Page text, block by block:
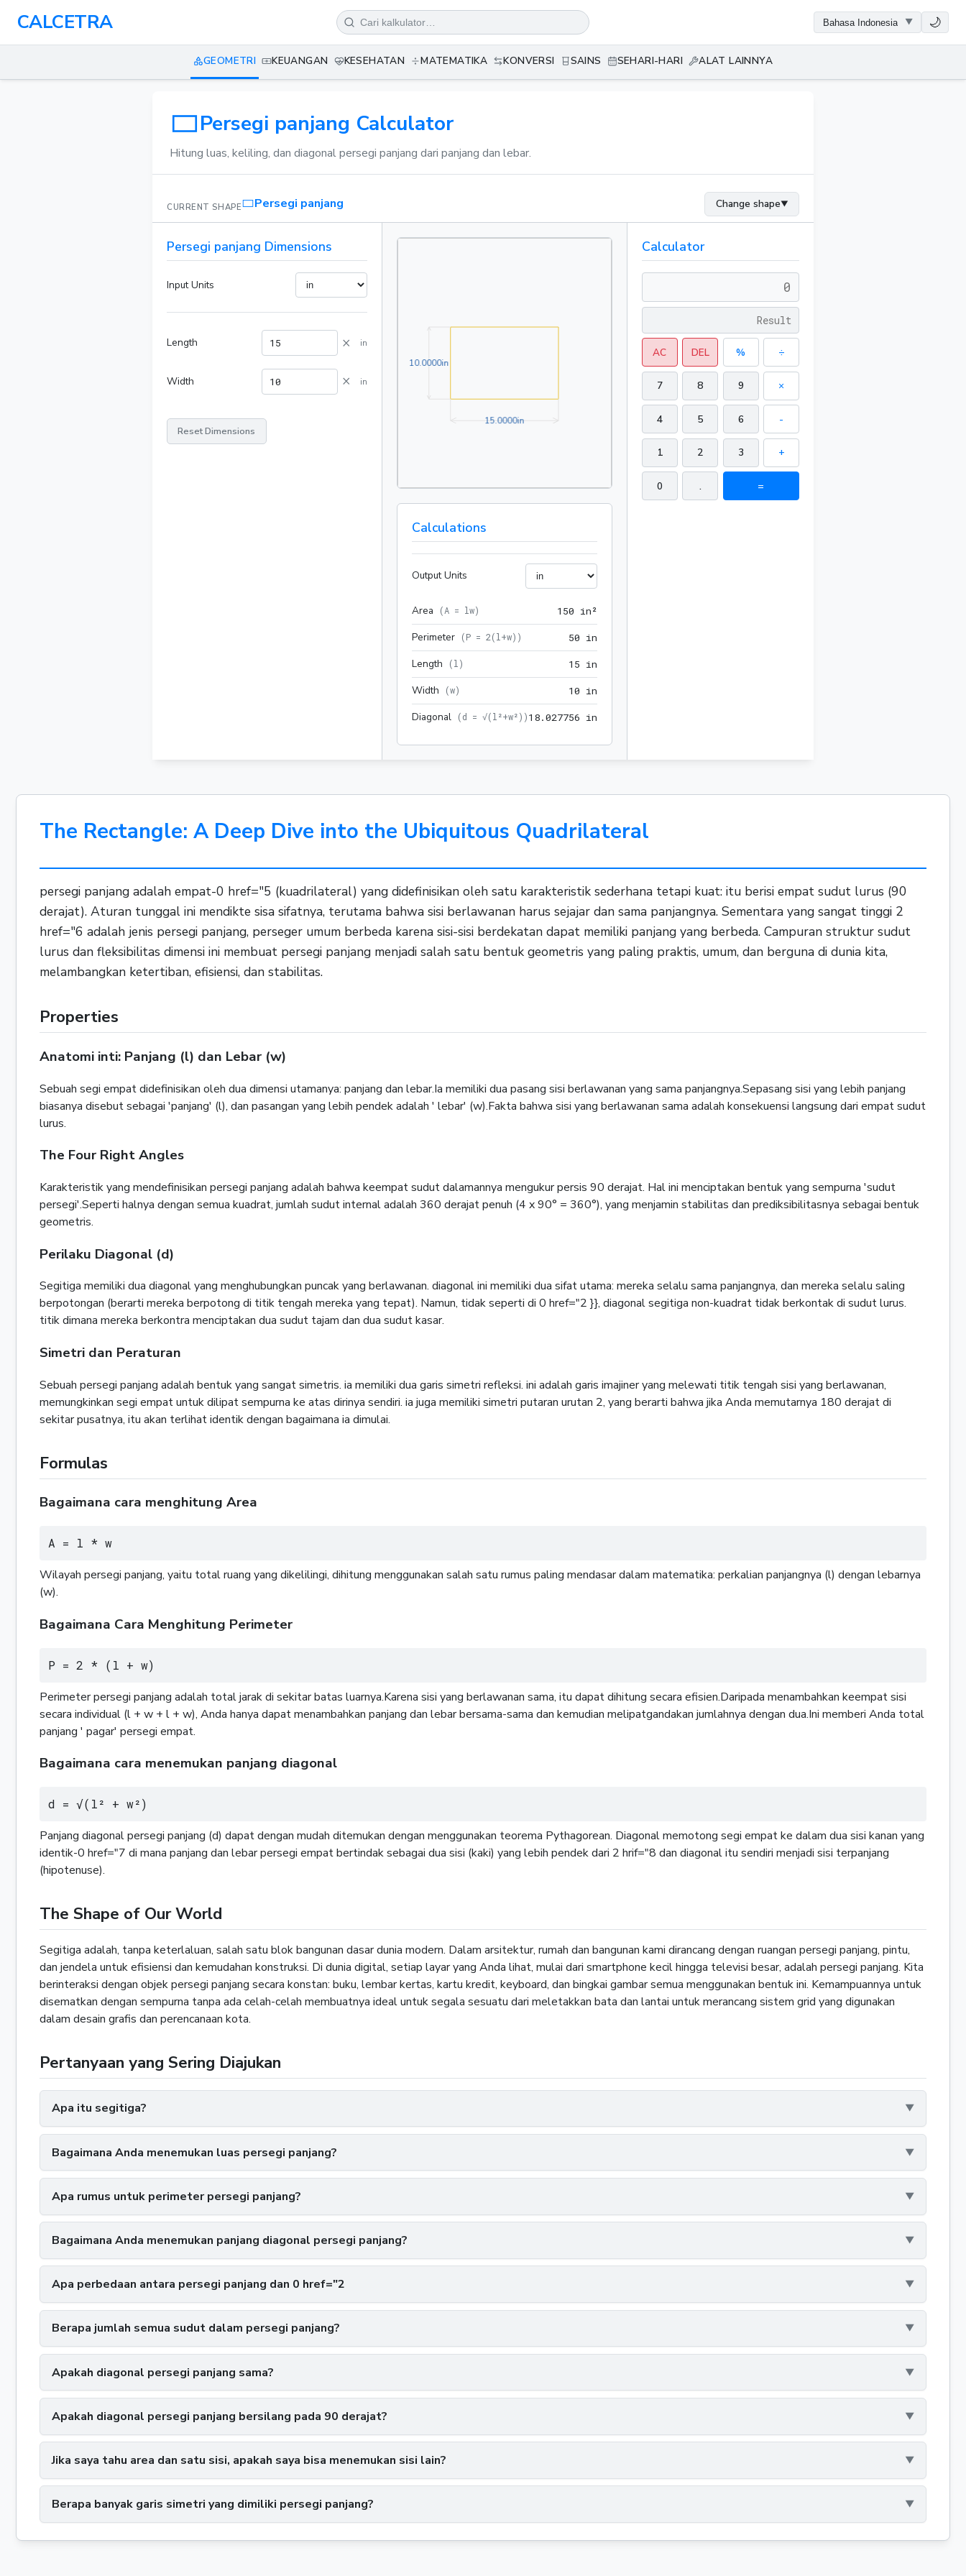
CALCETRA 🌙
GEOMETRI KEUANGAN KESEHATAN MATEMATIKA KONVERSI SAINS SEHARI-HARI ALAT LAINNYA
Persegi panjang Calculator
Hitung luas, keliling, dan diagonal persegi panjang dari panjang dan lebar.
CURRENT SHAPE Persegi panjang Change shape▼
Persegi panjang Dimensions
Input Units
Length × in
Width × in
Reset Dimensions
15.0000in15.0000in
10.0000in10.0000in
Calculations
Output Units
Area (A = lw) 1 50 in²
Perimeter (P = 2(l+w) ) 50 in
Length (l ) 1 5 in
Width (w) 10 in
Diagonal (d = √(l²+w²) )1 8.027756 in
Calculator
AC DEL % ÷
7 8 9 ×
4 5 6 -
1 2 3 +
0 . =
The Rectangle: A Deep Dive into the Ubiquitous Quadrilateral
persegi panjang adalah empat-0 href="5 (kuadrilateral) yang didefinisikan oleh satu karakteristik sederhana tetapi kuat: itu berisi empat sudut lurus (90
derajat). Aturan tunggal ini mendikte sisa sifatnya, terutama bahwa sisi berlawanan harus sejajar dan sama panjangnya. Sementara yang sangat tinggi 2
href="6 adalah jenis persegi panjang, perseger umum berbeda karena sisi-sisi berdekatan dapat memiliki panjang yang berbeda. Campuran struktur sudut
lurus dan fleksibilitas dimensi ini membuat persegi panjang menjadi salah satu bentuk geometris yang paling praktis, umum, dan berguna di dunia kita,
melambangkan ketertiban, efisiensi, dan stabilitas.
Properties
Anatomi inti: Panjang (l) dan Lebar (w)
Sebuah segi empat didefinisikan oleh dua dimensi utamanya: panjang dan lebar.Ia memiliki dua pasang sisi berlawanan yang sama panjangnya.Sepasang sisi yang lebih panjang
biasanya disebut sebagai 'panjang' (l), dan pasangan yang lebih pendek adalah ' lebar' (w).Fakta bahwa sisi yang berlawanan sama adalah konsekuensi langsung dari empat sudut
lurus.
The Four Right Angles
Karakteristik yang mendefinisikan persegi panjang adalah bahwa keempat sudut dalamannya mengukur persis 90 derajat. Hal ini menciptakan bentuk yang sempurna 'sudut
persegi'.Seperti halnya dengan semua kuadrat, jumlah sudut internal adalah 360 derajat penuh (4 x 90° = 360°), yang menjamin stabilitas dan prediksibilitasnya sebagai bentuk
geometris.
Perilaku Diagonal (d)
Segitiga memiliki dua diagonal yang menghubungkan puncak yang berlawanan. diagonal ini memiliki dua sifat utama: mereka selalu sama panjangnya, dan mereka selalu saling
berpotongan (berarti mereka berpotong di titik tengah mereka yang tepat). Namun, tidak seperti di 0 href="2 }}, diagonal segitiga non-kuadrat tidak berkontak di sudut lurus.
titik dimana mereka berkontra menciptakan dua sudut tajam dan dua sudut kasar.
Simetri dan Peraturan
Sebuah persegi panjang adalah bentuk yang sangat simetris. ia memiliki dua garis simetri refleksi. ini adalah garis imajiner yang melewati titik tengah sisi yang berlawanan,
memungkinkan segi empat untuk dilipat sempurna ke atas dirinya sendiri. ia juga memiliki simetri putaran urutan 2, yang berarti bahwa jika Anda memutarnya 180 derajat di
sekitar pusatnya, itu akan terlihat identik dengan bagaimana ia dimulai.
Formulas
Bagaimana cara menghitung Area
A = l * w
Wilayah persegi panjang, yaitu total ruang yang dikelilingi, dihitung menggunakan salah satu rumus paling mendasar dalam matematika: perkalian panjangnya (l) dengan lebarnya
(w).
Bagaimana Cara Menghitung Perimeter
P = 2 * (l + w)
Perimeter persegi panjang adalah total jarak di sekitar batas luarnya.Karena sisi yang berlawanan sama, itu dapat dihitung secara efisien.Daripada menambahkan keempat sisi
secara individual (l + w + l + w), Anda hanya dapat menambahkan panjang dan lebar bersama-sama dan kemudian melipatgandakan jumlahnya dengan dua.Ini memberi Anda total
panjang ' pagar' persegi empat.
Bagaimana cara menemukan panjang diagonal
d = √(l² + w²)
Panjang diagonal persegi panjang (d) dapat dengan mudah ditemukan dengan menggunakan teorema Pythagorean. Diagonal memotong segi empat ke dalam dua sisi kanan yang
identik-0 href="7 di mana panjang dan lebar persegi empat bertindak sebagai dua sisi (kaki) yang lebih pendek dari 2 hrif="8 dan diagonal itu sendiri menjadi sisi terpanjang
(hipotenuse).
The Shape of Our World
Segitiga adalah, tanpa keterlaluan, salah satu blok bangunan dasar dunia modern. Dalam arsitektur, rumah dan bangunan kami dirancang dengan ruangan persegi panjang, pintu,
dan jendela untuk efisiensi dan kemudahan konstruksi. Di dunia digital, setiap layar yang Anda lihat, mulai dari smartphone kecil hingga televisi besar, adalah persegi panjang. Kita
berinteraksi dengan objek persegi panjang secara konstan: buku, lembar kertas, kartu kredit, keyboard, dan bingkai gambar semua menggunakan bentuk ini. Kemampuannya untuk
disematkan dengan sempurna tanpa ada celah-celah membuatnya ideal untuk segala sesuatu dari meletakkan bata dan lantai untuk merancang sistem grid yang digunakan
dalam desain grafis dan perencanaan kota.
Pertanyaan yang Sering Diajukan
Apa itu segitiga?
Bagaimana Anda menemukan luas persegi panjang?
Apa rumus untuk perimeter persegi panjang?
Bagaimana Anda menemukan panjang diagonal persegi panjang?
Apa perbedaan antara persegi panjang dan 0 href="2
Berapa jumlah semua sudut dalam persegi panjang?
Apakah diagonal persegi panjang sama?
Apakah diagonal persegi panjang bersilang pada 90 derajat?
Jika saya tahu area dan satu sisi, apakah saya bisa menemukan sisi lain?
Berapa banyak garis simetri yang dimiliki persegi panjang?